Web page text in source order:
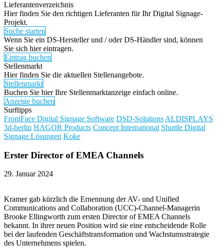
Lieferantenverzeichnis
Hier finden Sie den richtigen Lieferanten für Ihr Digital Signage-
Projekt.
Suche starten
Wenn Sie ein DS-Hersteller und / oder DS-Händler sind, können
Sie sich hier eintragen.
Eintrag buchen
Stellenmarkt
Hier finden Sie die aktuellen Stellenangebote.
Stellenmarkt
Buchen Sie hier Ihre Stellenmarktanzeige einfach online.
Anzeige buchen
Surftipps
FrontFace Digital Signage Software DSD-Solutions ALDISPLAYS
3d-berlin HAGOR Products Concept International Shuttle Digital
Signage Lösungen Koke
Erster Director ofEMEA Channels
29. Januar 2024
Kramer gab kürzlich die Ernennung der AV- und Unified
Communications and Collaboration (UCC)-Channel-Managerin
Brooke Ellingworth zum ersten Director of EMEA Channels
bekannt. In ihrer neuen Position wird sie eine entscheidende Rolle
bei der laufenden Geschäftstransformation und Wachstumsstrategie
des Unternehmens spielen.